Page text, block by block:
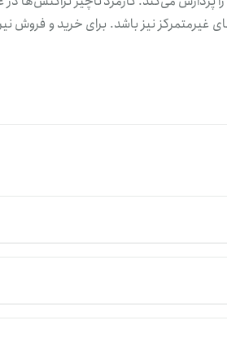
نیز باشد. برای خرید و فروش نیر
بیشترین قیمت نیر تا به امروز در روز ۱۷
می‌کند.